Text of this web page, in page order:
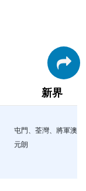
新界
屯門、荃灣、將軍澳、
元朗